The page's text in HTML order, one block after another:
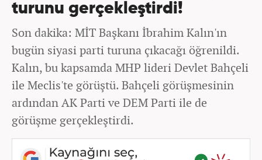
turunu gerçekleştirdi!
Son dakika: MİT Başkanı İbrahim Kalın'ın
bugün siyasi parti turuna çıkacağı öğrenildi.
Kalın, bu kapsamda MHP lideri Devlet Bahçeli
ile Meclis'te görüştü. Bahçeli görüşmesinin
ardından AK Parti ve DEM Parti ile de
görüşme gerçekleştirdi.